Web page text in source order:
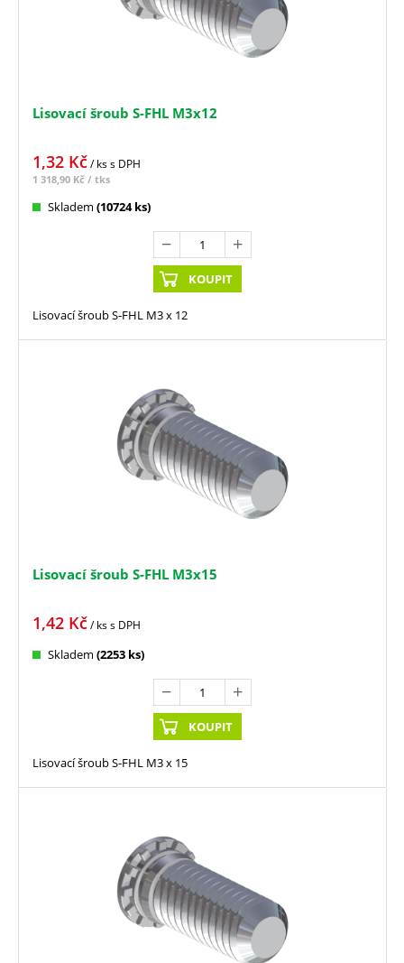
Lisovací šroub S-FHL M3x12
1,32 Kč/ kss DPH
1 318,90 Kč / tks
Skladem (10724 ks)
KOUPIT
Lisovací šroub S-FHL M3 x 12
Lisovací šroub S-FHL M3x15
1,42 Kč/ kss DPH
Skladem (2253 ks)
KOUPIT
Lisovací šroub S-FHL M3 x 15